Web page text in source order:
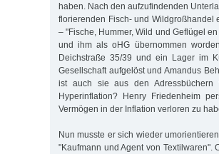
haben. Nach den aufzufindenden
florierenden Fisch- und Wildgroßhandel
– "Fische, Hummer, Wild und Geflügel
und ihm als oHG übernommen
Deichstraße 35/39 und ein Lager im
Gesellschaft aufgelöst und Amandus
ist auch sie aus den Adressbüchern
Hyperinflation? Henry Friedenheim
Vermögen in der Inflation verloren zu
Nun musste er sich wieder
"Kaufmann und Agent von